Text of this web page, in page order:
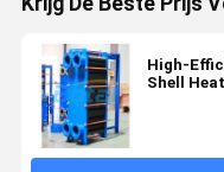
High-
Shell